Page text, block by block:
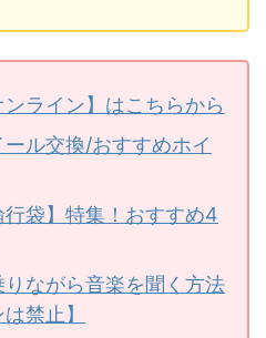
ンライン】はこちらから
ル交換/おすすめホイ
行袋】特集！おすすめ4
ながら音楽を聞く方法
禁止】